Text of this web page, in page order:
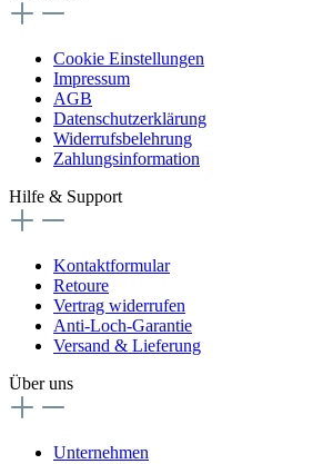
Cookie Einstellungen
Impressum
AGB
Datenschutzerklärung
Widerrufsbelehrung
Zahlungsinformation
Hilfe & Support
Kontaktformular
Retoure
Vertrag widerrufen
Anti-Loch-Garantie
Versand & Lieferung
Über uns
Unternehmen